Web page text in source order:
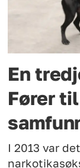
En
Fører
I 2013 var